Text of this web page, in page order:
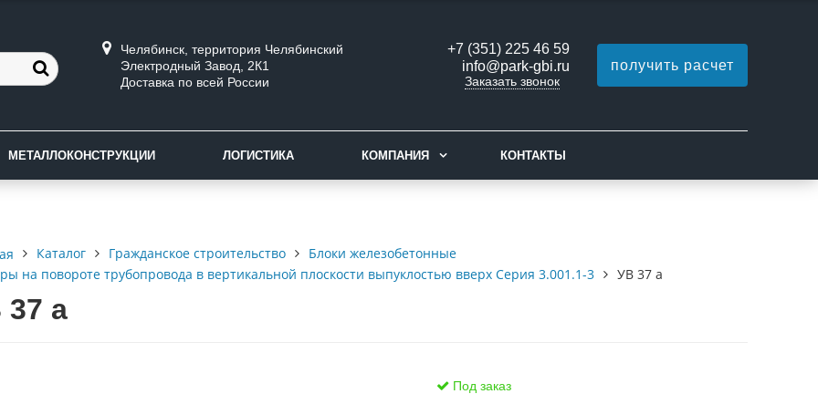
Челябинск, территория Челябинский
Электродный Завод, 2К1
Доставка по всей России
+7 (351) 225 46 59
info@park-gbi.ru
Заказать звонок
получить расчет
МЕТАЛЛОКОНСТРУКЦИИ ЛОГИСТИКА КОМПАНИЯ КОНТАКТЫ
Каталог Гражданское строительство
Блоки железобетонные
на повороте трубопровода в вертикальной плоскости выпуклостью вверх Серия 3.001.1-3
УВ 37 а
а
Под заказ